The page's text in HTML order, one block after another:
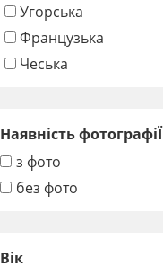
Угорська
Французька
Чеська
Наявність фотографіЇ
з фото
без фото
Вік